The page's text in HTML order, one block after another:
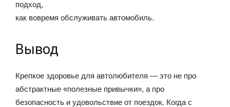
подход,
как вовремя обслуживать автомобиль.
Вывод
Крепкое здоровье для автолюбителя — это не про
абстрактные «полезные привычки», а про
безопасность и удовольствие от поездок. Когда с